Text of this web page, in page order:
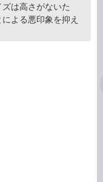
は高さがないた
よる悪印象を抑え